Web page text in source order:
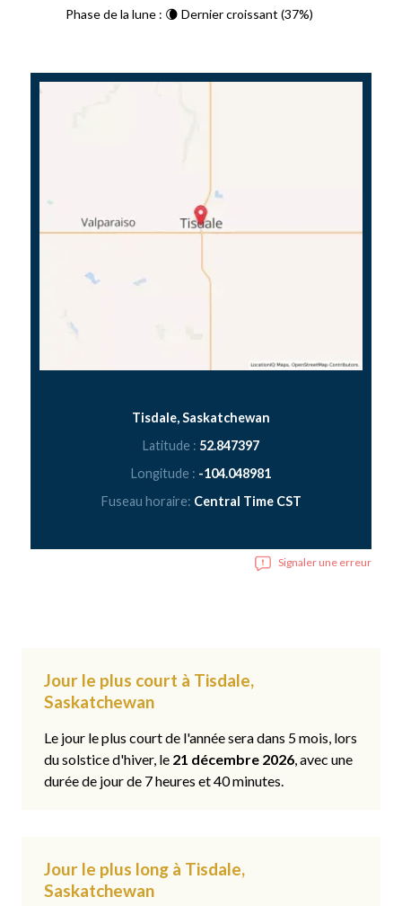
Phase de la lune : 🌘 Dernier croissant (37%)
Tisdale, Saskatchewan
Latitude : 52.847397
Longitude : -104.048981
Fuseau horaire: Central Time CST
Signaler une erreur
Jour le plus court à Tisdale,
Saskatchewan
Le jour le plus court de l'année sera dans 5 mois, lors
du solstice d'hiver, le 21 décembre 2026, avec une
durée de jour de 7 heures et 40 minutes.
Jour le plus long à Tisdale,
Saskatchewan